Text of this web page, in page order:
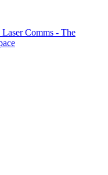
Comms - The